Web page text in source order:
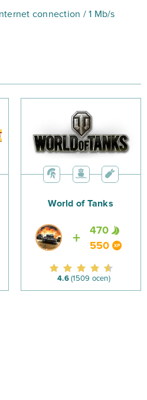
connection / 1 Mb/s
World of Tanks
470
550
4.6(1509 ocen)